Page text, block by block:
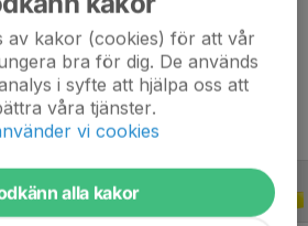
16 år
ÅR
av kakor (cookies) för att vår
bra för dig. De används
i syfte att hjälpa oss att
våra tjänster.
vi cookies
alla kakor